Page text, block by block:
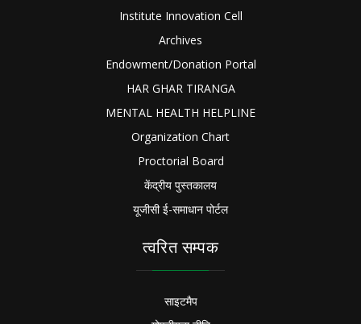
Institute Innovation Cell
Archives
Endowment/Donation Portal
HAR GHAR TIRANGA
MENTAL HEALTH HELPLINE
Organization Chart
Proctorial Board
केंद्रीय पुस्तकालय
यूजीसी ई-समाधान पोर्टल
त्वरित सम्पक
साइटमैप